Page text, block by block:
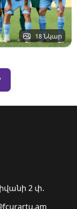
18 Նկար
2 փ.